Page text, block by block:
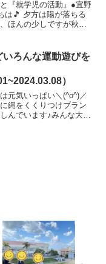
と『就学児の活動』●宜野
は🎵 夕方は陽が落ちる
ほんの少しですが秋の
幼児活動『ボール
ォ...
ろんな運動遊びを
）
元気いっぱい＼(^o^)／
縄をくくりつけブラン
んでいます♪みんな大好